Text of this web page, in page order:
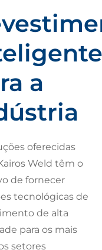
a
oferecidas
Weld têm o
de fornecer
tecnológicas de
de alta
para os mais
setores